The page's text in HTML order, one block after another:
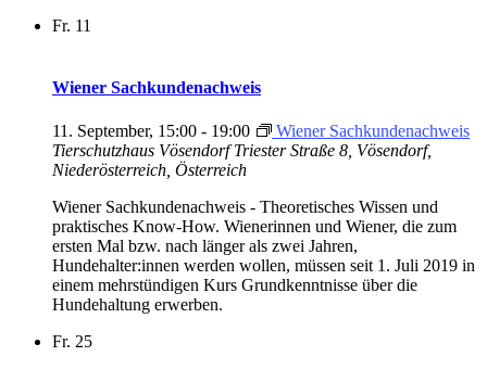
Fr. 11
Wiener Sachkundenachweis
11. September, 15:00 - 19:00
Wiener Sachkundenachweis
Tierschutzhaus VösendorfTriester Straße 8, Vösendorf,
Niederösterreich, Österreich
Wiener Sachkundenachweis - Theoretisches Wissen und
praktisches Know-How. Wienerinnen und Wiener, die zum
ersten Mal bzw. nach länger als zwei Jahren,
Hundehalter:innen werden wollen, müssen seit 1. Juli 2019 in
einem mehrstündigen Kurs Grundkenntnisse über die
Hundehaltung erwerben.
Fr. 25